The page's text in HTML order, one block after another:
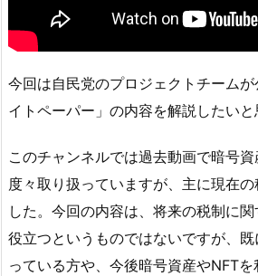
今回は自民党のプロジェクトチーム
イトペーパー」の内容を解説したいと
このチャンネルでは過去動画で暗号
度々取り扱っていますが、主に現在
した。今回の内容は、将来の税制に
役立つというものではないですが、
っている方や、今後暗号資産やNFT